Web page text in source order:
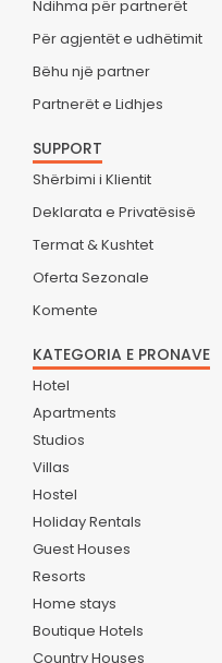
Ndihma për partnerët
Për agjentët e udhëtimit
Bëhu një partner
Partnerët e Lidhjes
SUPPORT
Shërbimi i Klientit
Deklarata e Privatësisë
Termat & Kushtet
Oferta Sezonale
Komente
KATEGORIA E PRONAVE
Hotel
Apartments
Studios
Villas
Hostel
Holiday Rentals
Guest Houses
Resorts
Home stays
Boutique Hotels
Country Houses